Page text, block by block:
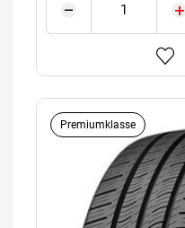
Premiumklasse